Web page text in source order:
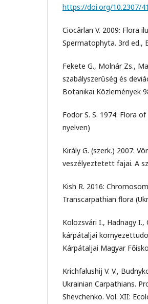
https://doi.org/10.2307/
Ciocârlan V. 2009: Flora
Spermatophyta. 3rd ed.,
Fekete G., Molnár Zs.,
szabályszerűség és
Botanikai Közlemények
Fodor S. S. 1974: Flora
nyelven)
Király G. (szerk.) 2007:
veszélyeztetett fajai. A
Kish R. 2016:
Transcarpathian flora
Kolozsvári I., Hadnagy
kárpátaljai
Kárpátaljai Magyar
Krichfalushij V. V.,
Ukrainian Carpathians.
Shevchenko. Vol. XII: